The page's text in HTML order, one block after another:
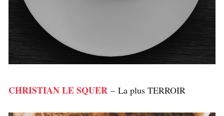
CHRISTIAN LE SQUER – La plus TERROIR